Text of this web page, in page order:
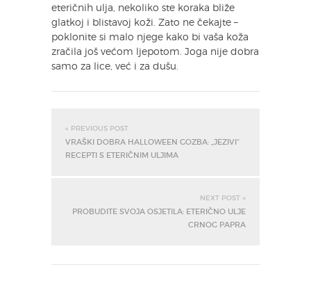
eteričnih ulja, nekoliko ste koraka bliže
glatkoj i blistavoj koži. Zato ne čekajte –
poklonite si malo njege kako bi vaša koža
zračila još većom ljepotom. Joga nije dobra
samo za lice, već i za dušu.
« PREVIOUS POST
VRAŠKI DOBRA HALLOWEEN GOZBA: „JEZIVI“
RECEPTI S ETERIČNIM ULJIMA
NEXT POST »
PROBUDITE SVOJA OSJETILA: ETERIČNO ULJE
CRNOG PAPRA